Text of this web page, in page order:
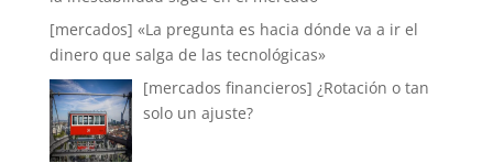
[mercados] «La pregunta es hacia dónde va a ir el
dinero que salga de las tecnológicas»
[mercados financieros] ¿Rotación o tan
solo un ajuste?